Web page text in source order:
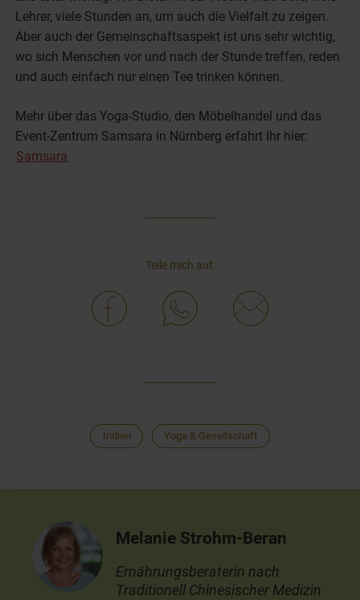
Lehrer, viele Stunden an, um auch die Vielfalt zu zeigen.
Aber auch der Gemeinschaftsaspekt ist uns sehr wichtig,
wo sich Menschen vor und nach der Stunde treffen, reden
und auch einfach nur einen Tee trinken können.
Mehr über das Yoga-Studio, den Möbelhandel und das
Event-Zentrum Samsara in Nürnberg erfahrt Ihr hier:
Samsara
Teile mich auf:
Indien Yoga & Gesellschaft
Melanie Strohm-Beran
Ernährungsberaterin nach
Traditionell Chinesischer Medizin